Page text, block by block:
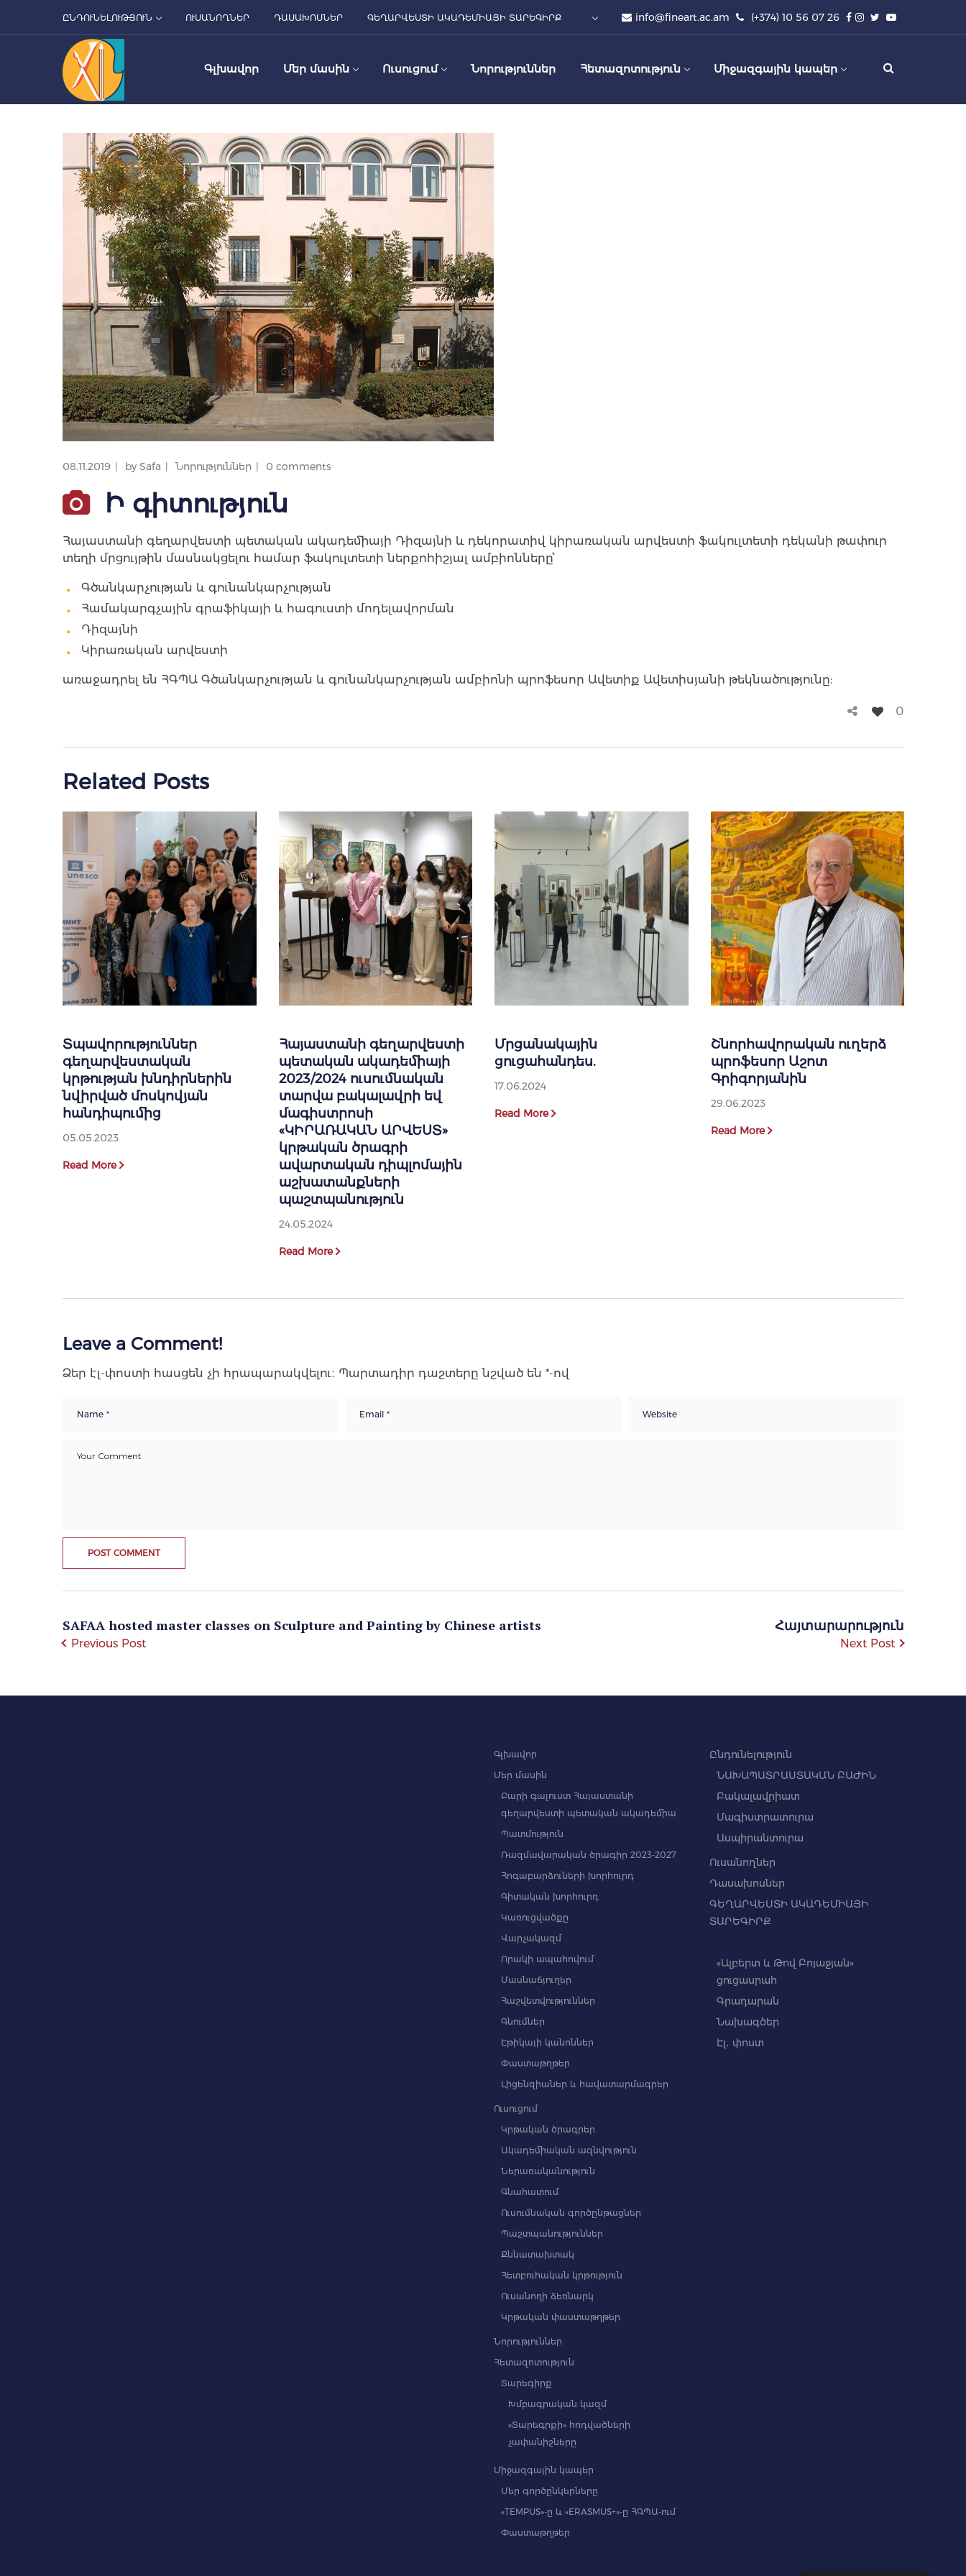
ԸՆԴՈՒՆԵԼՈՒԹՅՈՒՆ ՈՒՍԱՆՈՂՆԵՐ ԴԱՍԱԽՈՍՆԵՐ ԳԵՂԱՐՎԵՍՏԻ ԱԿԱԴԵՄԻԱՅԻ ՏԱՐԵԳԻՐՔ info@fineart.ac.am (+374) 10 56 07 26
Գլխավոր Մեր մասին Ուսուցում Նորություններ Հետազոտություն Միջազգային կապեր
08.11.2019 by Safa Նորություններ 0 comments
Ի գիտություն
Հայաստանի գեղարվեստի պետական ակադեմիայի Դիզայնի և դեկորատիվ կիրառական արվեստի ֆակուլտետի դեկանի թափուր
տեղի մրցույթին մասնակցելու համար ֆակուլտետի ներքոհիշյալ ամբիոնները՝
Գծանկարչության և գունանկարչության
Համակարգչային գրաֆիկայի և հագուստի մոդելավորման
Դիզայնի
Կիրառական արվեստի
առաջադրել են ՀԳՊԱ Գծանկարչության և գունանկարչության ամբիոնի պրոֆեսոր Ավետիք Ավետիսյանի թեկնածությունը:
0
Related Posts
Տպավորություններ
գեղարվեստական
կրթության խնդիրներին
նվիրված մոսկովյան
հանդիպումից
05.05.2023
Read More
Հայաստանի գեղարվեստի
պետական ակադեմիայի
2023/2024 ուսումնական
տարվա բակալավրի եվ
մագիստրոսի
«ԿԻՐԱՌԱԿԱՆ ԱՐՎԵՍՏ»
կրթական ծրագրի
ավարտական դիպլոմային
աշխատանքների
պաշտպանություն
24.05.2024
Read More
Մրցանակային
ցուցահանդես.
17.06.2024
Read More
Շնորհավորական ուղերձ
պրոֆեսոր Աշոտ
Գրիգորյանին
29.06.2023
Read More
Leave a Comment!
Ձեր էլ-փոստի հասցեն չի հրապարակվելու։ Պարտադիր դաշտերը նշված են *-ով
SAFAA hosted master classes on Sculpture and Painting by Chinese artists
Previous Post
Հայտարարություն
Next Post
Գլխավոր
Մեր մասին
Բարի գալուստ Հայաստանի
գեղարվեստի պետական ակադեմիա
Պատմություն
Ռազմավարական ծրագիր 2023-2027
Հոգաբարձուների խորհուրդ
Գիտական խորհուրդ
Կառուցվածքը
Վարչակազմ
Որակի ապահովում
Մասնաճյուղեր
Հաշվետվություններ
Գնումներ
Էթիկայի կանոններ
Փաստաթղթեր
Լիցենզիաներ և հավատարմագրեր
Ուսուցում
Կրթական ծրագրեր
Ակադեմիական ազնվություն
Ներառականություն
Գնահատում
Ուսումնական գործընթացներ
Պաշտպանություններ
Քննատախտակ
Հետբուհական կրթություն
Ուսանողի ձեռնարկ
Կրթական փաստաթղթեր
Նորություններ
Հետազոտություն
Տարեգիրք
Խմբագրական կազմ
«Տարեգրքի» հոդվածների
չափանիշները
Միջազգային կապեր
Մեր գործընկերները
«TEMPUS»-ը և «ERASMUS+»-ը ՀԳՊԱ-ում
Փաստաթղթեր
Ընդունելություն
ՆԱԽԱՊԱՏՐԱՍՏԱԿԱՆ ԲԱԺԻՆ
Բակալավրիատ
Մագիստրատուրա
Ասպիրանտուրա
Ուսանողներ
Դասախոսներ
ԳԵՂԱՐՎԵՍՏԻ ԱԿԱԴԵՄԻԱՅԻ
ՏԱՐԵԳԻՐՔ
«Ալբերտ և Թով Բոյաջյան»
ցուցասրահ
Գրադարան
Նախագծեր
Էլ․ փոստ